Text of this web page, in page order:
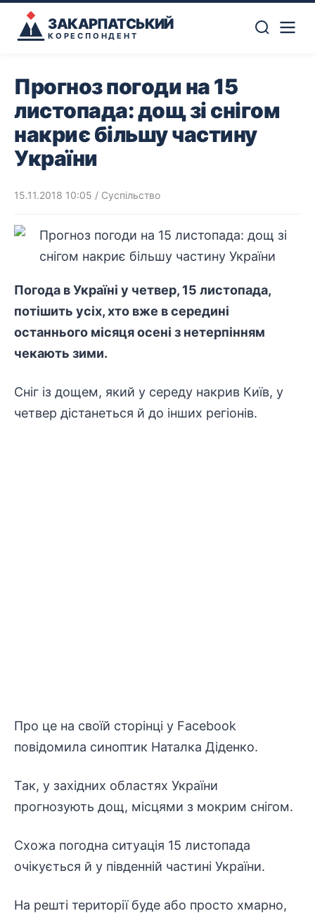
ЗАКАРПАТСЬКИЙ
КОРЕСПОНДЕНТ
Прогноз погоди на 15
листопада: дощ зі снігом
накриє більшу частину
України
15.11.2018 10:05 / Суспільство
Погода в Україні у четвер, 15 листопада,
потішить усіх, хто вже в середині
останнього місяця осені з нетерпінням
чекають зими.
Сніг із дощем, який у середу накрив Київ, у
четвер дістанеться й до інших регіонів.
Про це на своїй сторінці у Facebook
повідомила синоптик Наталка Діденко.
Так, у західних областях України
прогнозують дощ, місцями з мокрим снігом.
Схожа погодна ситуація 15 листопада
очікується й у південній частині України.
На решті території буде або просто хмарно,